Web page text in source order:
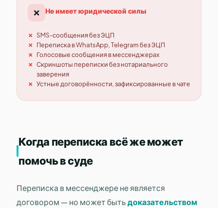
❌ Не имеет юридической силы
SMS-сообщения без ЭЦП
Переписка в WhatsApp, Telegram без ЭЦП
Голосовые сообщения в мессенджерах
Скриншоты переписки без нотариального
заверения
Устные договорённости, зафиксированные в чате
Когда переписка всё же может
помочь в суде
Переписка в мессенджере не является
договором — но может бытьдоказательством